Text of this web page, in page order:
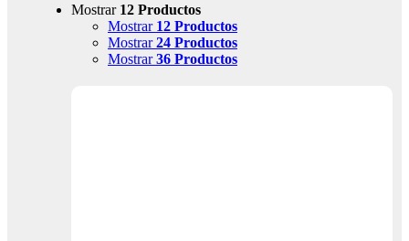
Mostrar 12 Productos
Mostrar 12 Productos
Mostrar24 Productos
Mostrar36 Productos